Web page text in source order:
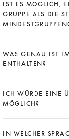
IST ES MÖGLICH,
GRUPPE ALS DIE
WAS GENAU IST
ENTHALTEN?
ICH WÜRDE EINE
MÖGLICH?
IN WELCHER